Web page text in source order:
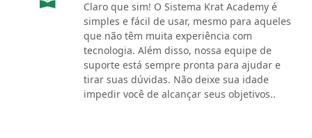
Claro que sim! O Sistema Krat Academy é
simples e fácil de usar, mesmo para aqueles
que não têm muita experiência com
tecnologia. Além disso, nossa equipe de
suporte está sempre pronta para ajudar e
tirar suas dúvidas. Não deixe sua idade
impedir você de alcançar seus objetivos..